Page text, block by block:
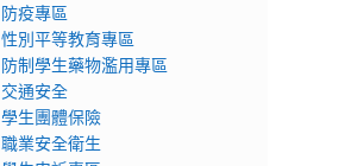
防疫專區
性別平等教育專區
防制學生藥物濫用專區
交通安全
學生團體保險
職業安全衛生